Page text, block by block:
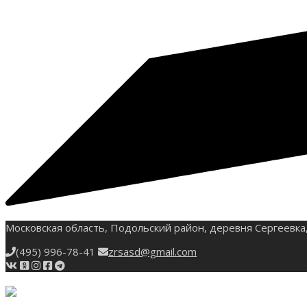
Московская область, Подольский район, деревня
(495) 996-78-41
zrsasd@gmail.com